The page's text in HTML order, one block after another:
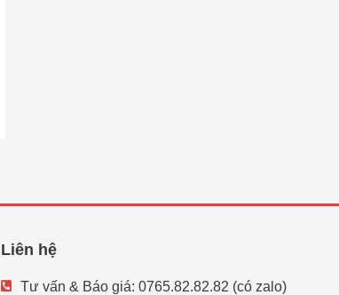
Liên hệ
Tư vấn & Báo giá: 0765.82.82.82 (có zalo)